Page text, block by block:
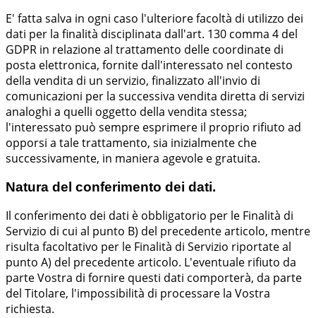
E' fatta salva in ogni caso l'ulteriore facoltà di utilizzo dei
dati per la finalità disciplinata dall'art. 130 comma 4 del
GDPR in relazione al trattamento delle coordinate di
posta elettronica, fornite dall'interessato nel contesto
della vendita di un servizio, finalizzato all'invio di
comunicazioni per la successiva vendita diretta di servizi
analoghi a quelli oggetto della vendita stessa;
l'interessato può sempre esprimere il proprio rifiuto ad
opporsi a tale trattamento, sia inizialmente che
successivamente, in maniera agevole e gratuita.
Natura del conferimento dei dati.
Il conferimento dei dati è obbligatorio per le Finalità di
Servizio di cui al punto B) del precedente articolo, mentre
risulta facoltativo per le Finalità di Servizio riportate al
punto A) del precedente articolo. L'eventuale rifiuto da
parte Vostra di fornire questi dati comporterà, da parte
del Titolare, l'impossibilità di processare la Vostra
richiesta.